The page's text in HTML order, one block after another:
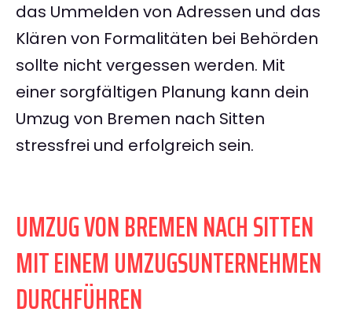
das Ummelden von Adressen und das
Klären von Formalitäten bei Behörden
sollte nicht vergessen werden. Mit
einer sorgfältigen Planung kann dein
Umzug von Bremen nach Sitten
stressfrei und erfolgreich sein.
UMZUG VON BREMEN NACH SITTEN
MIT EINEM UMZUGSUNTERNEHMEN
DURCHFÜHREN